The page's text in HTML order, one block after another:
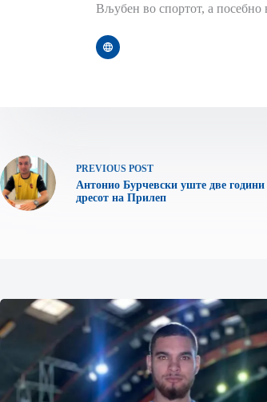
Вљубен во спортот, а посебно
PREVIOUS POST
Антонио Бурчевски уште две години
дресот на Прилеп